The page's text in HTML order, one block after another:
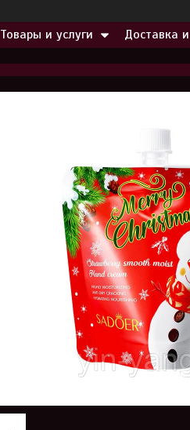
Товары и услуги Доставка